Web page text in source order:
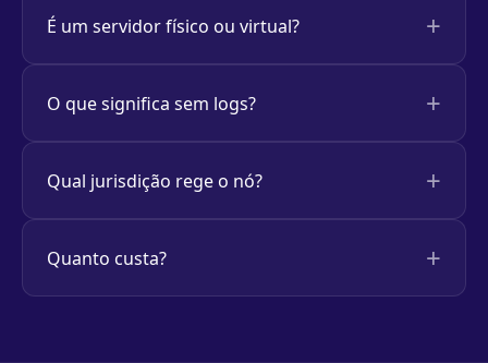
É um servidor físico ou virtual?
O que significa sem logs?
Qual jurisdição rege o nó?
Quanto custa?